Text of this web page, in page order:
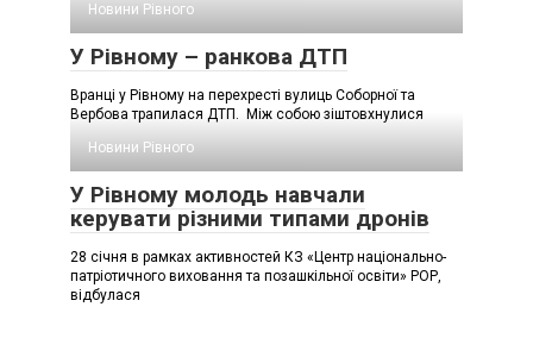
Новини Рівного
У Рівному – ранкова ДТП
Вранці у Рівному на перехресті вулиць Соборної та
Вербова трапилася ДТП. Між собою зіштовхнулися
Новини Рівного
У Рівному молодь навчали
керувати різними типами дронів
28 січня в рамках активностей КЗ «Центр національно-
патріотичного виховання та позашкільної освіти» РОР,
відбулася